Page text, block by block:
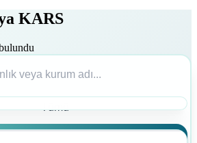
KARS